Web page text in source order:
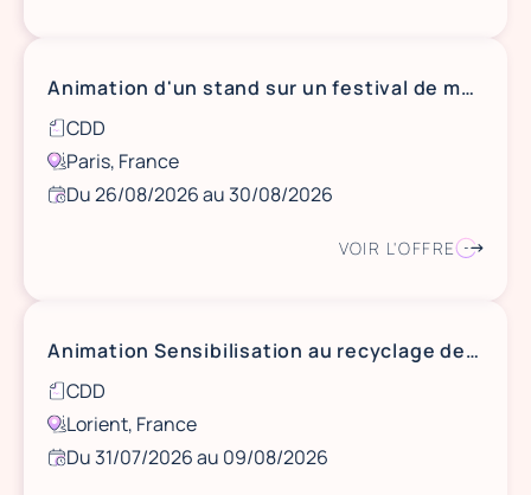
Animation d'un stand sur un festival de musique, du 26 au 30 aout, Rock en Seine
CDD
Paris, France
Du 26/08/2026 au 30/08/2026
VOIR L'OFFRE
Animation Sensibilisation au recyclage des emballages et au tri sélectif, du 31 juillet au 9 aout, Lorient (56)
CDD
Lorient, France
Du 31/07/2026 au 09/08/2026